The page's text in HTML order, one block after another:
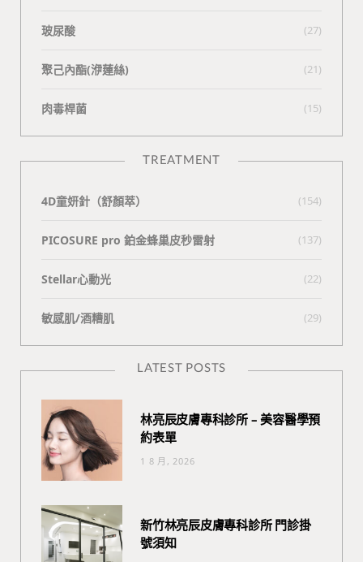
玻尿酸 (27)
聚己內酯(洢蓮絲) (21)
肉毒桿菌 (15)
TREATMENT
4D童妍針（舒顏萃） (154)
PICOSURE pro 鉑金蜂巢皮秒雷射 (137)
Stellar心動光 (22)
敏感肌/酒糟肌 (29)
LATEST POSTS
林亮辰皮膚專科診所 – 美容醫學預
約表單
1 8 月, 2026
新竹林亮辰皮膚專科診所 門診掛
號須知